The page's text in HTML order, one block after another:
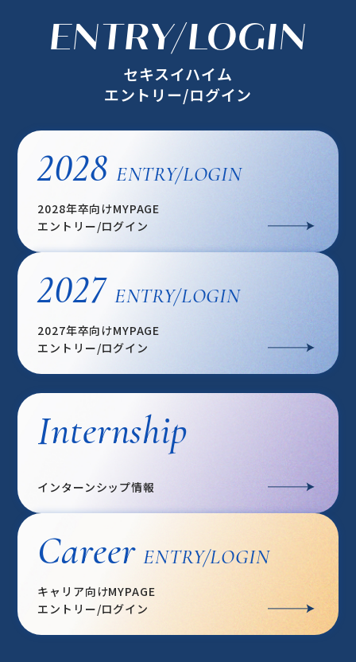
ENTRY/LOGIN
セキスイハイム
エントリー/ログイン
2028 ENTRY/LOGIN
2028年卒向けMYPAGE
エントリー/ログイン
2027 ENTRY/LOGIN
2027年卒向けMYPAGE
エントリー/ログイン
Internship
インターンシップ情報
Career ENTRY/LOGIN
キャリア向けMYPAGE
エントリー/ログイン